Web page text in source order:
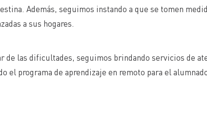
Además, seguimos instando a que se tomen
a sus hogares.
de las dificultades, seguimos brindando servicios de
el programa de aprendizaje en remoto para el